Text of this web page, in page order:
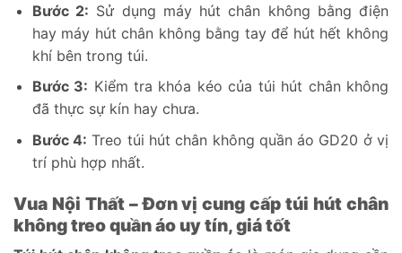
Bước 2: Sử dụng máy hút chân không bằng điện
hay máy hút chân không bằng tay để hút hết không
khí bên trong túi.
Bước 3: Kiểm tra khóa kéo của túi hút chân không
đã thực sự kín hay chưa.
Bước 4: Treo túi hút chân không quần áo GD20 ở vị
trí phù hợp nhất.
Vua Nội Thất – Đơn vị cung cấp túi hút chân
không treo quần áo uy tín, giá tốt